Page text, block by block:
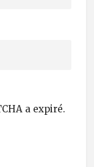
a expiré.